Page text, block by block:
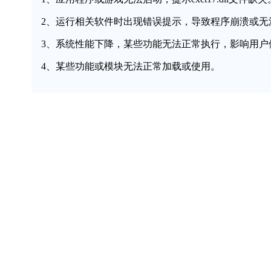
2、运行相关软件时出现错误提示，导致程序崩溃或无
3、系统性能下降，某些功能无法正常执行，影响用户
4、某些功能或模块无法正常加载或使用。